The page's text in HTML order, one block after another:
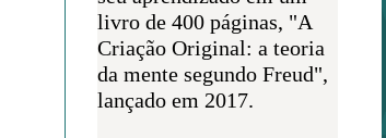
livro de 400 páginas, "A
Criação Original: a teoria
da mente segundo Freud",
lançado em 2017.